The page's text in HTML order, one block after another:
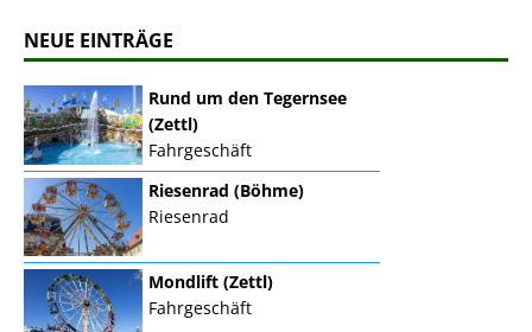
NEUE EINTRÄGE
Rund um den Tegernsee
(Zettl)
Fahrgeschäft
Riesenrad (Böhme)
Riesenrad
Mondlift (Zettl)
Fahrgeschäft